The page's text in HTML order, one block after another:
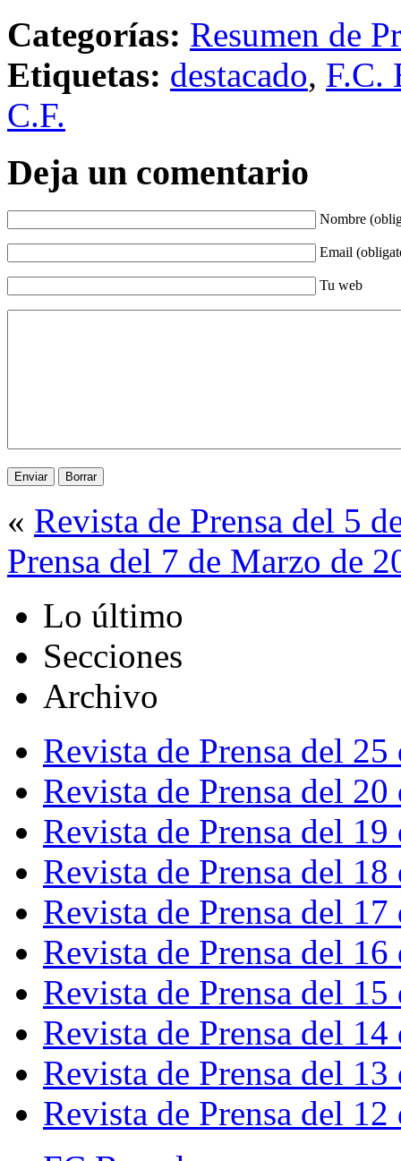
Categorías: Resumen de
Etiquetas: destacado, F.C.
C.F.
Deja un comentario
Nombre
Email
Tu web
« Revista de Prensa del 5
Prensa del 7 de Marzo de
Lo último
Secciones
Archivo
Revista de Prensa del
Revista de Prensa del
Revista de Prensa del
Revista de Prensa del
Revista de Prensa del
Revista de Prensa del
Revista de Prensa del
Revista de Prensa del
Revista de Prensa del
Revista de Prensa del